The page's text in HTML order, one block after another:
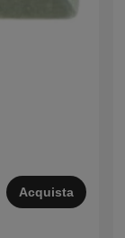
Acquista